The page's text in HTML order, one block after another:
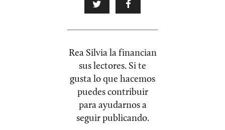
Rea Silvia la financian
sus lectores. Si te
gusta lo que hacemos
puedes contribuir
para ayudarnos a
seguir publicando.